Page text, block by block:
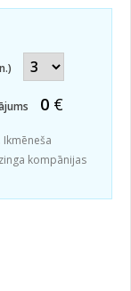
0€
kompānijas